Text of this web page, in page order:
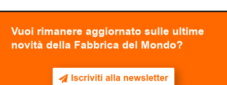
Vuoi rimanere aggiornato sulle ultime
novità della Fabbrica del Mondo?
Iscriviti alla newsletter